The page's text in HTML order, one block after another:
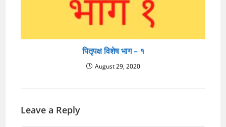
पितृपक्ष विशेष भाग – १
August 29, 2020
Leave a Reply